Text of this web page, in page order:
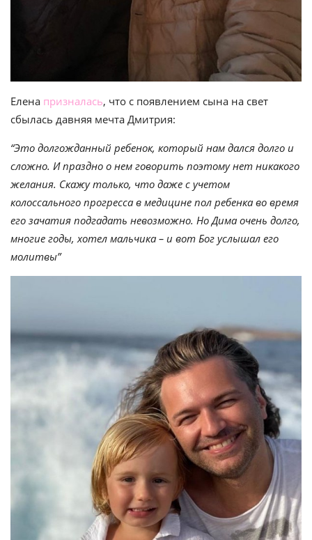
Елена призналась, что с появлением сына на свет
сбылась давняя мечта Дмитрия:
“Это долгожданный ребенок, который нам дался долго и
сложно. И праздно о нем говорить поэтому нет никакого
желания. Скажу только, что даже с учетом
колоссального прогресса в медицине пол ребенка во время
его зачатия подгадать невозможно. Но Дима очень долго,
многие годы, хотел мальчика – и вот Бог услышал его
молитвы”